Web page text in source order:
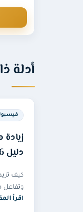
أدلة
دليل 2026
كيف
وتفاعل
اقرأ